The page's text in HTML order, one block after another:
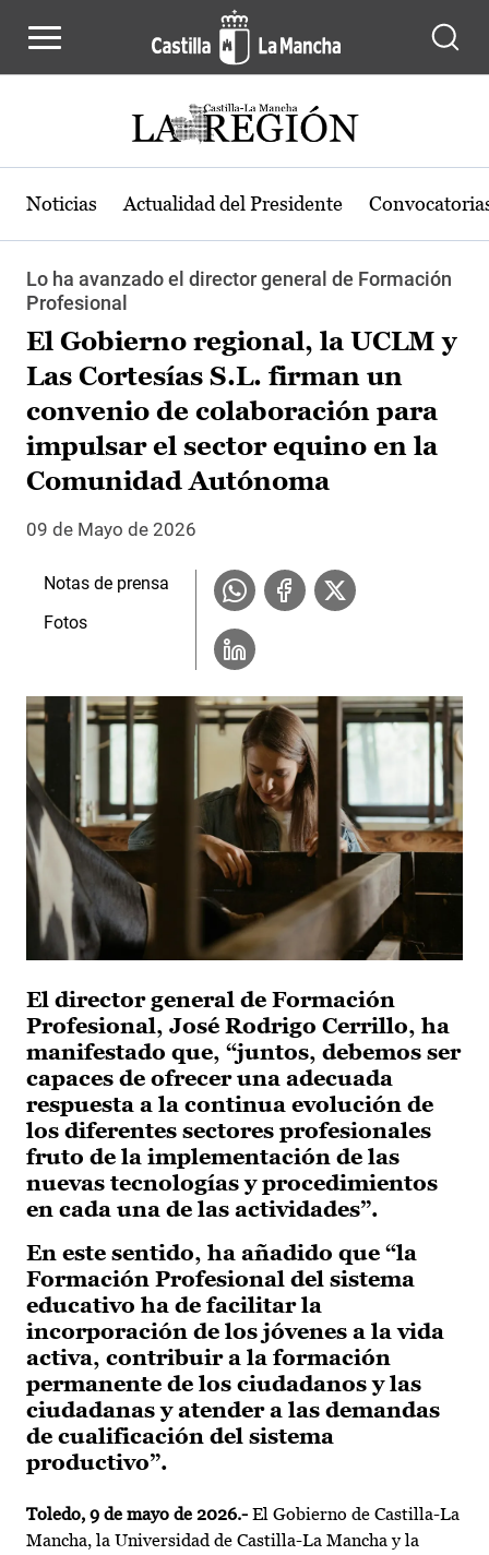
Noticias Actualidad del Presidente
Lo ha avanzado el director general de Formación
Profesional
El Gobierno regional, la UCLM y
Las Cortesías S.L. firman un
convenio de colaboración para
impulsar el sector equino en la
Comunidad Autónoma
09 de Mayo de 2026
El director general de Formación
Profesional, José Rodrigo Cerrillo, ha
manifestado que, “juntos, debemos ser
capaces de ofrecer una adecuada
respuesta a la continua evolución de
los diferentes sectores profesionales
fruto de la implementación de las
nuevas tecnologías y procedimientos
en cada una de las actividades”.
En este sentido, ha añadido que “la
Formación Profesional del sistema
educativo ha de facilitar la
incorporación de los jóvenes a la vida
activa, contribuir a la formación
permanente de los ciudadanos y las
ciudadanas y atender a las demandas
de cualificación del sistema
productivo”.
Toledo, 9 de mayo de 2026.- El Gobierno de Castilla-La
Mancha, la Universidad de Castilla-La Mancha y la
Notas de prensa
Fotos